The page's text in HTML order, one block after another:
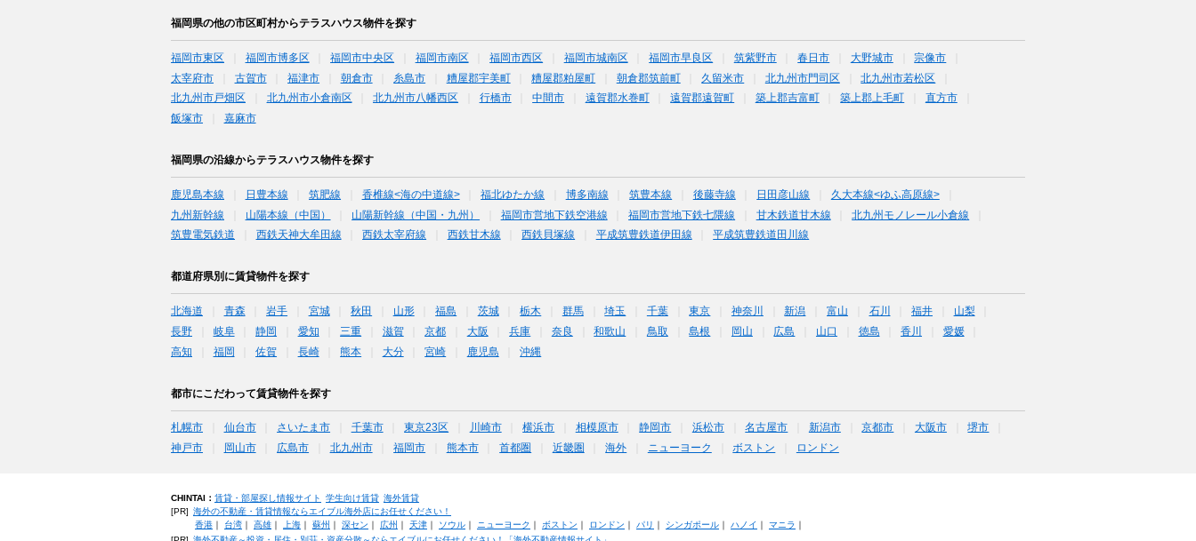
福岡県の他の市区町村からテラスハウス物件を探す
福岡市東区 福岡市博多区 福岡市中央区 福岡市南区 福岡市西区 福岡市城南区 福岡市早良区 筑紫野市 春日市 大野城市
宗像市
太宰府市
古賀市 福津市 朝倉市 糸島市 糟屋郡宇美町 糟屋郡粕屋町 朝倉郡筑前町 久留米市 北九州市門司区
北九州市若松区
北九州市戸畑区
北九州市小倉南区 北九州市八幡西区 行橋市 中間市 遠賀郡水巻町 遠賀郡遠賀町 築上郡吉富町 築上郡上毛町
直方市
飯塚市
嘉麻市
福岡県の沿線からテラスハウス物件を探す
鹿児島本線 日豊本線 筑肥線 香椎線<海の中道線> 福北ゆたか線 博多南線 筑豊本線 後藤寺線 日田彦山線
久大本線<ゆふ高原線>
九州新幹線
山陽本線（中国） 山陽新幹線（中国・九州） 福岡市営地下鉄空港線 福岡市営地下鉄七隈線 甘木鉄道甘木線
北九州モノレール小倉線
筑豊電気鉄道
西鉄天神大牟田線 西鉄太宰府線 西鉄甘木線 西鉄貝塚線 平成筑豊鉄道伊田線 平成筑豊鉄道田川線
都道府県別に賃貸物件を探す
北海道 青森 岩手 宮城 秋田 山形 福島 茨城 栃木 群馬 埼玉 千葉 東京 神奈川 新潟 富山 石川 福井
山梨
長野
岐阜 静岡 愛知 三重 滋賀 京都 大阪 兵庫 奈良 和歌山 鳥取 島根 岡山 広島 山口 徳島 香川
愛媛
高知
福岡 佐賀 長崎 熊本 大分 宮崎 鹿児島 沖縄
都市にこだわって賃貸物件を探す
札幌市 仙台市 さいたま市 千葉市 東京23区 川崎市 横浜市 相模原市 静岡市 浜松市 名古屋市 新潟市 京都市 大阪市
堺市
神戸市
岡山市 広島市 北九州市 福岡市 熊本市 首都圏 近畿圏 海外 ニューヨーク ボストン ロンドン
CHINTAI： 賃貸・部屋探し情報サイト 学生向け賃貸 海外賃貸
[PR] 海外の不動産・賃貸情報ならエイブル海外店にお任せください！
香港｜ 台湾｜ 高雄｜ 上海｜ 蘇州 ｜ 深セン ｜ 広州 ｜ 天津｜ ソウル｜ ニューヨーク ｜ ボストン ｜ ロンドン ｜ パリ ｜ シンガポール｜ ハノイ ｜ マニラ ｜